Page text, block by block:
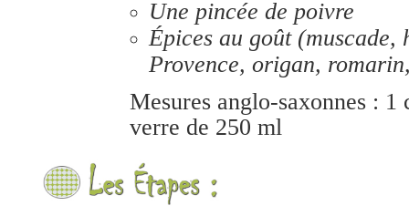
Une pincée de poivre
Épices au goût (muscade,
Provence, origan,
Mesures anglo-saxonnes : 1
verre de 250 ml